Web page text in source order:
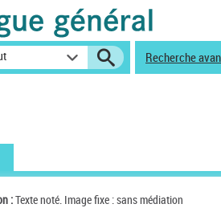
Recherche
:Texte noté. Image fixe : sans médiation